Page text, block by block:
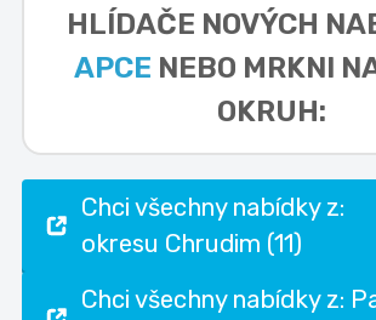
HLÍDAČE NOVÝCH
APCE NEBO MRKNI
OKRUH:
Chci všechny nabídky z:
okresu Chrudim (11)
Chci všechny nabídky z: